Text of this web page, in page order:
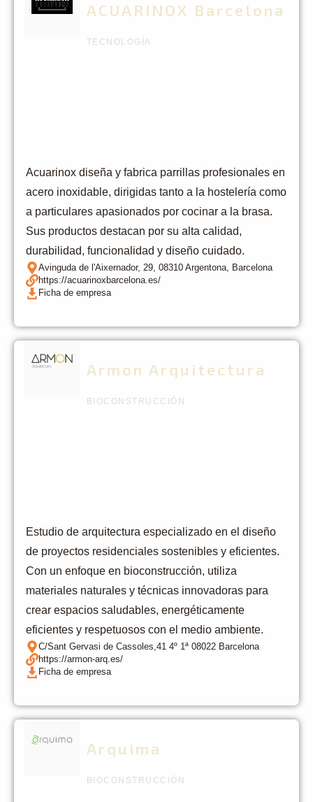
ACUARINOX Barcelona
TECNOLOGÍA
Acuarinox diseña y fabrica parrillas profesionales en
acero inoxidable, dirigidas tanto a la hostelería como
a particulares apasionados por cocinar a la brasa.
Sus productos destacan por su alta calidad,
durabilidad, funcionalidad y diseño cuidado.
Avinguda de l'Aixernador, 29, 08310 Argentona, Barcelona
https://acuarinoxbarcelona.es/
Ficha de empresa
Armon Arquitectura
BIOCONSTRUCCIÓN
Estudio de arquitectura especializado en el diseño
de proyectos residenciales sostenibles y eficientes.
Con un enfoque en bioconstrucción, utiliza
materiales naturales y técnicas innovadoras para
crear espacios saludables, energéticamente
eficientes y respetuosos con el medio ambiente.
C/Sant Gervasi de Cassoles,41 4º 1ª 08022 Barcelona
https://armon-arq.es/
Ficha de empresa
Arquima
BIOCONSTRUCCIÓN